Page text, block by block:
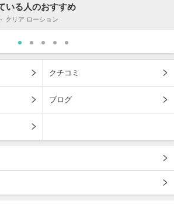
いる人のおすすめ
クリア ローション
クチコミ
ブログ